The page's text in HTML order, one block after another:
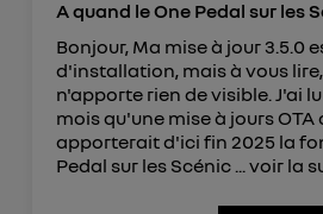
A quand le One Pedal sur les
Bonjour, Ma mise à jour 3.5.0
d'installation, mais à vous
n'apporte rien de visible. J'ai
mois qu'une mise à jours OTA
apporterait d'ici fin 2025 la
Pedal sur les Scénic ... voir la
télécom basé sur votre adresse
de votre contrat internet (ex :
téléphone).
L'identifiant est associé à
internet. Ainsi, toutes les
même connexion et ayant
attribuer le même
connexion foyer(ex : Wi-Fi), la